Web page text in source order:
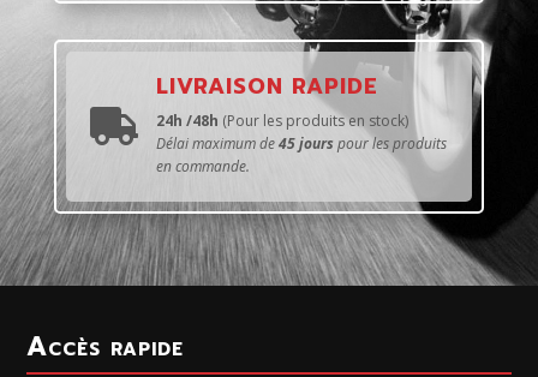

LIVRAISON RAPIDE
24h /48h (Pour les produits en stock)
Délai maximum de45 jourspour les produits
en commande.
Accès rapide